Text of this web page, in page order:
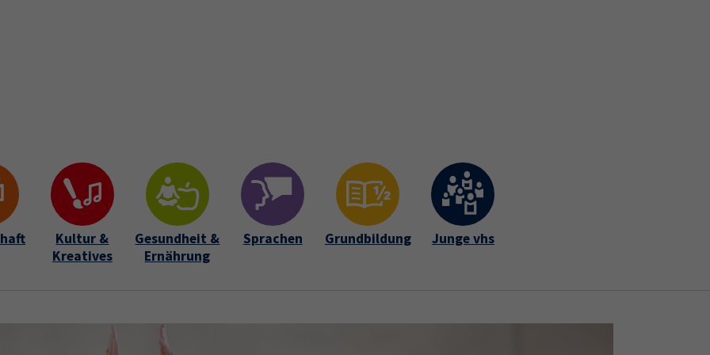
Kultur &
Kreatives
Gesundheit &
Ernährung
Sprachen Grundbildung Junge vhs